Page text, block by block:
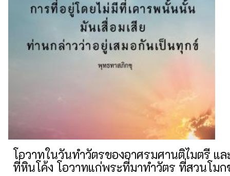
โอวาทในวันทำวัตรของอาศรมศานติไมตรี แล
ที่หินโค้ง โอวาทแก่พระที่มาทำวัตร ที่สวนโม